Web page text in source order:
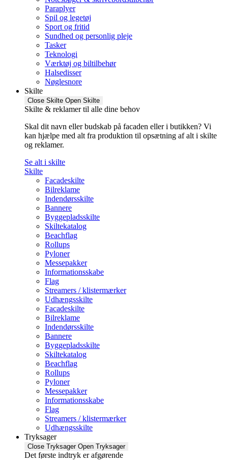
Paraplyer
Spil og legetøj
Sport og fritid
Sundhed og personlig pleje
Tasker
Teknologi
Værktøj og biltilbehør
Halsedisser
Nøglesnore
Skilte
Close Skilte Open Skilte
Skilte & reklamer til alle dine behov
Skal dit navn eller budskab på facaden eller i butikken? Vi
kan hjælpe med alt fra produktion til opsætning af alt i skilte
og reklamer.
Se alt i skilte
Skilte
Facadeskilte
Bilreklame
Indendørsskilte
Bannere
Byggepladsskilte
Skiltekatalog
Beachflag
Rollups
Pyloner
Messepakker
Informationsskabe
Flag
Streamers / klistermærker
Udhængsskilte
Facadeskilte
Bilreklame
Indendørsskilte
Bannere
Byggepladsskilte
Skiltekatalog
Beachflag
Rollups
Pyloner
Messepakker
Informationsskabe
Flag
Streamers / klistermærker
Udhængsskilte
Tryksager
Close Tryksager Open Tryksager
Det første indtryk er afgørende